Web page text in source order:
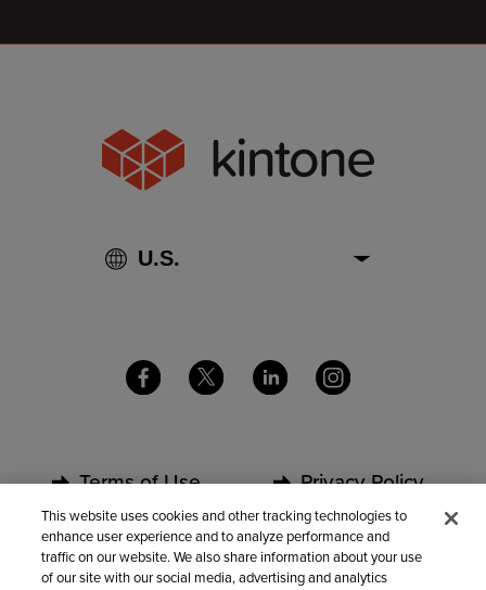
Terms of Use
Security
Privacy Policy
Partners
This website uses cookies and other tracking technologies to
enhance user experience and to analyze performance and
traffic on our website. We also share information about your use
of our site with our social media, advertising and analytics